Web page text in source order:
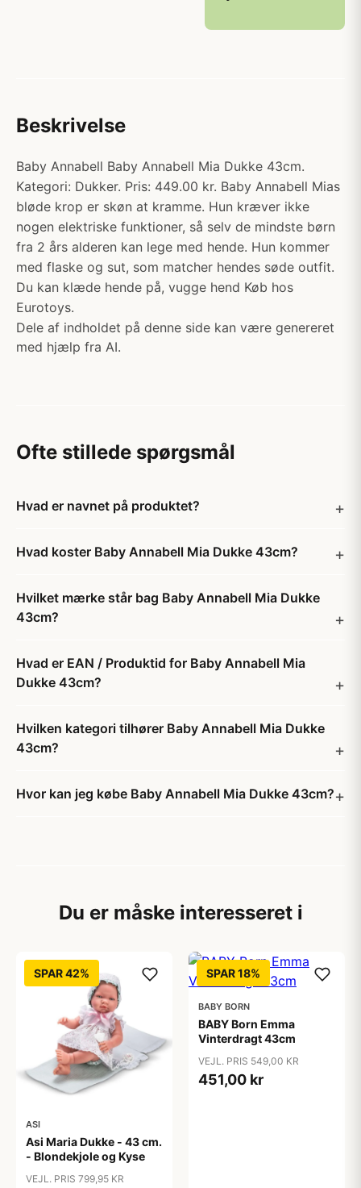
Beskrivelse
Baby Annabell Baby Annabell Mia Dukke 43cm.
Kategori: Dukker. Pris: 449.00 kr. Baby Annabell Mias
bløde krop er skøn at kramme. Hun kræver ikke
nogen elektriske funktioner, så selv de mindste børn
fra 2 års alderen kan lege med hende. Hun kommer
med flaske og sut, som matcher hendes søde outfit.
Du kan klæde hende på, vugge hend Køb hos
Eurotoys.
Dele af indholdet på denne side kan være genereret
med hjælp fra AI.
Ofte stillede spørgsmål
Hvad er navnet på produktet?
Hvad koster Baby Annabell Mia Dukke 43cm?
Hvilket mærke står bag Baby Annabell Mia Dukke
43cm?
Hvad er EAN / Produktid for Baby Annabell Mia
Dukke 43cm?
Hvilken kategori tilhører Baby Annabell Mia Dukke
43cm?
Hvor kan jeg købe Baby Annabell Mia Dukke 43cm?
Du er måske interesseret i
SPAR 42%
ASI
Asi Maria Dukke - 43 cm.
- Blondekjole og Kyse
VEJL. PRIS 799,95 KR
SPAR 18%
BABY BORN
BABY Born Emma
Vinterdragt 43cm
VEJL. PRIS 549,00 KR
451,00 kr